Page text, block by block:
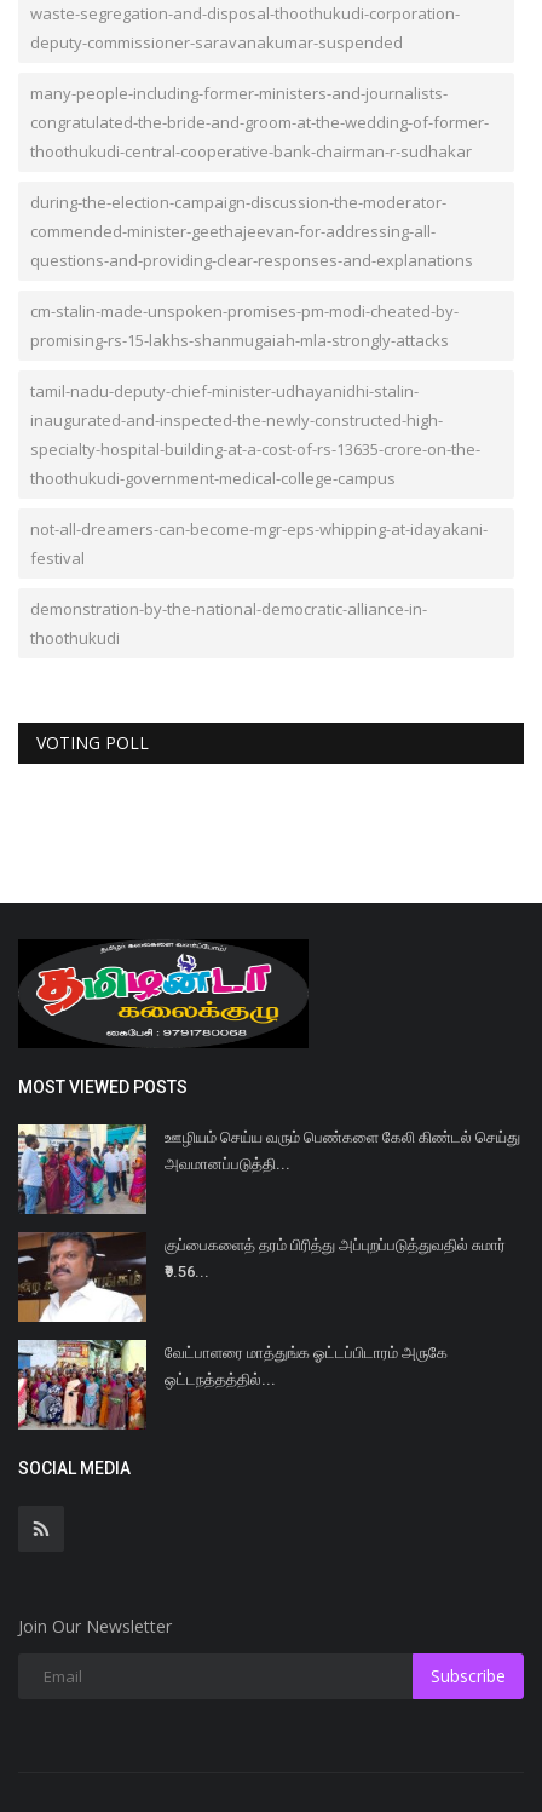
waste-segregation-and-disposal-thoothukudi-corporation-
deputy-commissioner-saravanakumar-suspended
many-people-including-former-ministers-and-journalists-
congratulated-the-bride-and-groom-at-the-wedding-of-former-
thoothukudi-central-cooperative-bank-chairman-r-sudhakar
during-the-election-campaign-discussion-the-moderator-
commended-minister-geethajeevan-for-addressing-all-
questions-and-providing-clear-responses-and-explanations
cm-stalin-made-unspoken-promises-pm-modi-cheated-by-
promising-rs-15-lakhs-shanmugaiah-mla-strongly-attacks
tamil-nadu-deputy-chief-minister-udhayanidhi-stalin-
inaugurated-and-inspected-the-newly-constructed-high-
specialty-hospital-building-at-a-cost-of-rs-13635-crore-on-the-
thoothukudi-government-medical-college-campus
not-all-dreamers-can-become-mgr-eps-whipping-at-idayakani-
festival
demonstration-by-the-national-democratic-alliance-in-
thoothukudi
VOTING POLL
MOST VIEWED POSTS
ஊழியம் செய்ய வரும் பெண்களை கேலி கிண்டல் செய்து
அவமானப்படுத்தி...
குப்பைகளைத் தரம் பிரித்து அப்புறப்படுத்துவதில் சுமார்
₹9.56...
வேட்பாளரை மாத்துங்க ஓட்டப்பிடாரம் அருகே
ஒட்டநத்தத்தில்...
SOCIAL MEDIA
Join Our Newsletter
Subscribe